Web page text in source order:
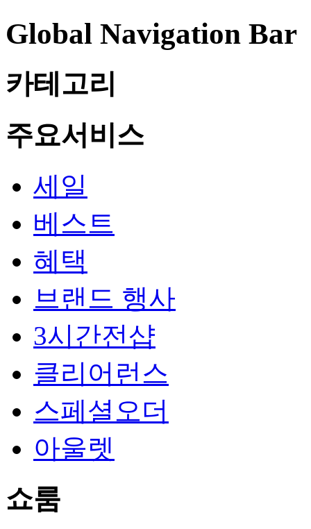
Global Navigation Bar
카테고리
주요서비스
세일
베스트
혜택
브랜드 행사
3시간전샵
클리어런스
스페셜오더
아울렛
쇼룸